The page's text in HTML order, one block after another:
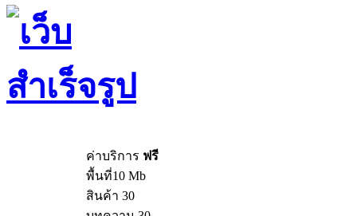
ค่าบริการ ฟรี
พื้นที่10 Mb
สินค้า 30